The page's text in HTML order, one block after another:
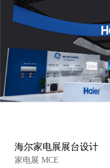
海尔家电展展台设计
家电展 MCE